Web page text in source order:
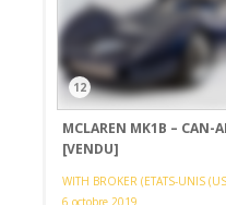
12
MCLAREN MK1B – CAN-
[VENDU]
WITH BROKER (ETATS-UNIS
6 octobre 2019